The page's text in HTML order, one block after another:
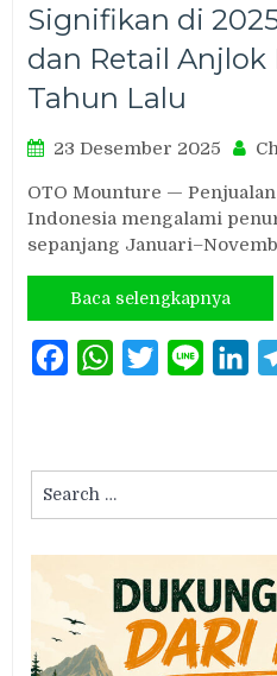
Signifikan di
dan Retail
Tahun Lalu
23 Desember 2025
OTO Mounture —
Indonesia mengalami
sepanjang
Baca selengkapnya
FacebookWhatsAppTwitterLine
for: